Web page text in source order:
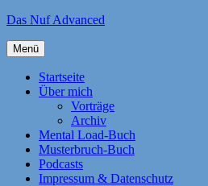
Zum
springen
Das Nuf Advanced
Menü
Startseite
Über mich
Vorträge
Archiv
Mental Load-Buch
Musterbruch-Buch
Podcasts
Impressum & Datenschutz